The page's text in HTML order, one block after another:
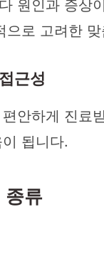
원인과 증상
로 고려한
근성
안하게 진료
됩니다.
종류